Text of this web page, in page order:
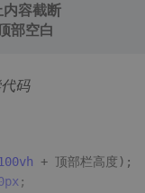
容截断
部空白
码
100vh + 顶部栏高度);
;